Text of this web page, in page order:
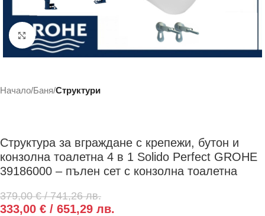
Click to enlarge
Начало Баня Структури
Структура за вграждане с крепежи, бутон и
конзолна тоалетна 4 в 1 Solido Perfect GROHE
39186000 – пълен сет с конзолна тоалетна
379,00€/ 741,26 лв.
333,00 € / 651,29 лв.